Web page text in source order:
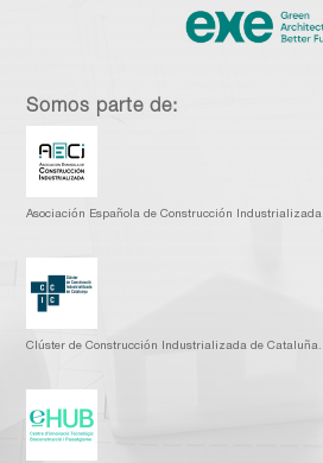
Somos parte de:
Asociación Española de Construcción Industrializada.
Clúster de Construcción Industrializada de Cataluña.